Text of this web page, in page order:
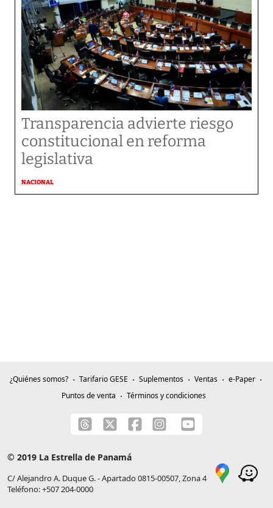
Transparencia advierte riesgo
constitucional en reforma
legislativa
NACIONAL
¿Quiénes somos? Tarifario GESE Suplementos Ventas
e-Paper
Puntos de venta
Términos y condiciones
© 2019 La Estrella de Panamá
C/ Alejandro A. Duque G. - Apartado 0815-00507, Zona 4
Teléfono: +507 204-0000